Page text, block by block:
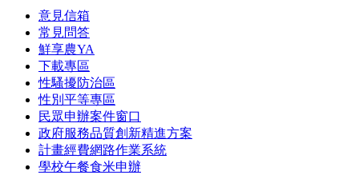
意見信箱
常見問答
鮮享農YA
下載專區
性騷擾防治區
性別平等專區
民眾申辦案件窗口
政府服務品質創新精進方案
計畫經費網路作業系統
學校午餐食米申辦